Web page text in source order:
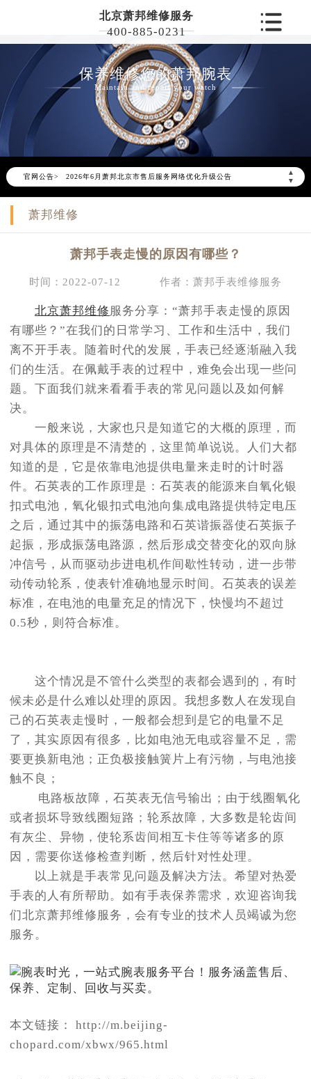
北京萧邦维修服务
400-885-0231
保养维修您的萧邦腕表
Maintain and repair your watch
官网公告>
▲
▼
2026年6月萧邦北京市售后服务网络优化升级公告
2026年6月北京市萧邦官方售后客户服务热线：400-885-0231
2026年6月萧邦售后服务中心最新网点地址：
节假日正常营业！
萧邦维修
萧邦手表走慢的原因有哪些？
时间：2022-07-12 作者：萧邦手表维修服务
北京萧邦维修 服务分享：“萧邦手表走慢的原因
有哪些？”在我们的日常学习、工作和生活中，我们
离不开手表。随着时代的发展，手表已经逐渐融入我
们的生活。在佩戴手表的过程中，难免会出现一些问
题。下面我们就来看看手表的常见问题以及如何解
决。
一般来说，大家也只是知道它的大概的原理，而
对具体的原理是不清楚的，这里简单说说。人们大都
知道的是，它是依靠电池提供电量来走时的计时器
件。石英表的工作原理是：石英表的能源来自氧化银
扣式电池，氧化银扣式电池向集成电路提供特定电压
之后，通过其中的振荡电路和石英谐振器使石英振子
起振，形成振荡电路源，然后形成交替变化的双向脉
冲信号，从而驱动步进电机作间歇性转动，进一步带
动传动轮系，使表针准确地显示时间。石英表的误差
标准，在电池的电量充足的情况下，快慢均不超过
0.5秒，则符合标准。
这个情况是不管什么类型的表都会遇到的，有时
候未必是什么难以处理的原因。我想多数人在发现自
己的石英表走慢时，一般都会想到是它的电量不足
了，其实原因有很多，比如电池无电或容量不足，需
要更换新电池；正负极接触簧片上有污物，与电池接
触不良；
电路板故障，石英表无信号输出；由于线圈氧化
或者损坏导致线圈短路；轮系故障，大多数是轮齿间
有灰尘、异物，使轮系齿间相互卡住等等诸多的原
因，需要你送修检查判断，然后针对性处理。
以上就是手表常见问题及解决方法。希望对热爱
手表的人有所帮助。如有手表保养需求，欢迎咨询我
们北京萧邦维修服务，会有专业的技术人员竭诚为您
服务。
本文链接： http://m.beijing-
chopard.com/xbwx/965.html